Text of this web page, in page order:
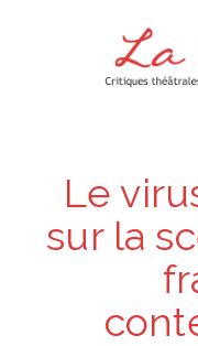
Le
sur la